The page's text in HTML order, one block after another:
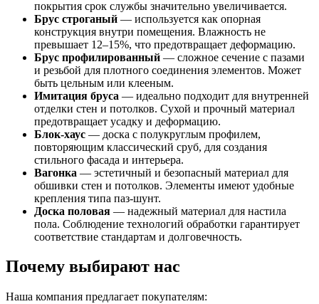
покрытия срок службы значительно увеличивается.
Брус строганый — используется как опорная
конструкция внутри помещения. Влажность не
превышает 12–15%, что предотвращает деформацию.
Брус профилированный — сложное сечение с пазами
и резьбой для плотного соединения элементов. Может
быть цельным или клееным.
Имитация бруса — идеально подходит для внутренней
отделки стен и потолков. Сухой и прочный материал
предотвращает усадку и деформацию.
Блок-хаус — доска с полукруглым профилем,
повторяющим классический сруб, для создания
стильного фасада и интерьера.
Вагонка — эстетичный и безопасный материал для
обшивки стен и потолков. Элементы имеют удобные
крепления типа паз-шунт.
Доска половая — надежный материал для настила
пола. Соблюдение технологий обработки гарантирует
соответствие стандартам и долговечность.
Почему выбирают нас
Наша компания предлагает покупателям: